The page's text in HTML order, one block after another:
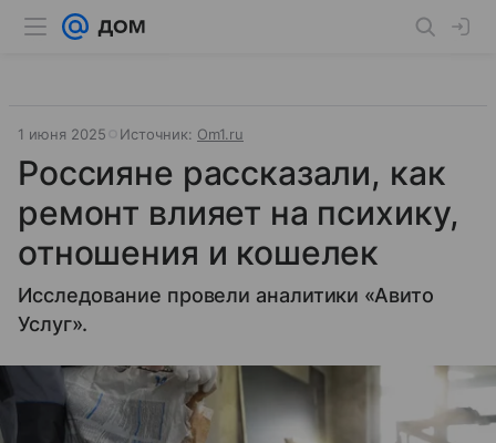
1 июня 2025 Источник: Om1.ru
Россияне рассказали, как
ремонт влияет на психику,
отношения и кошелек
Исследование провели аналитики «Авито
Услуг».